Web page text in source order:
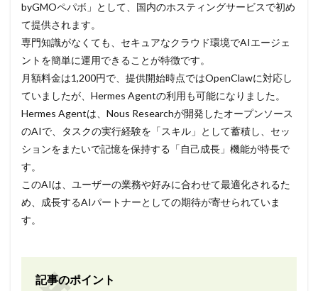
byGMOペパボ」として、国内のホスティングサービスで初め
て提供されます。
専門知識がなくても、セキュアなクラウド環境でAIエージェ
ントを簡単に運用できることが特徴です。
月額料金は1,200円で、提供開始時点ではOpenClawに対応し
ていましたが、Hermes Agentの利用も可能になりました。
Hermes Agentは、Nous Researchが開発したオープンソース
のAIで、タスクの実行経験を「スキル」として蓄積し、セッ
ションをまたいで記憶を保持する「自己成長」機能が特長で
す。
このAIは、ユーザーの業務や好みに合わせて最適化されるた
め、成長するAIパートナーとしての期待が寄せられていま
す。
記事のポイント